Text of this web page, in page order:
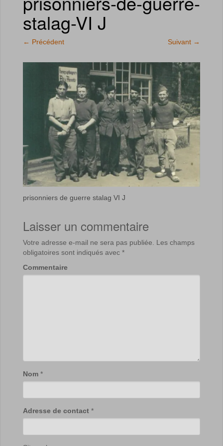
stalag-VI J
← Précédent Suivant →
prisonniers de guerre stalag VI J
Laisser un commentaire
Votre adresse e-mail ne sera pas publiée.
Les champs
obligatoires sont indiqués avec *
Commentaire
Nom *
Adresse de contact *